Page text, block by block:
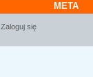
META
Zaloguj się